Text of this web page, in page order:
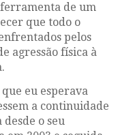
de um
que todo o
pelos
agressão física à
eu esperava
a continuidade
o seu